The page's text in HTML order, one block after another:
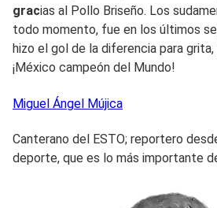
gracias al Pollo Briseño. Los
todo momento, fue en los últimos
hizo el gol de la diferencia para
¡México campeón del Mundo!
Miguel Ángel Mújica
Canterano del ESTO; reportero
deporte, que es lo más importante